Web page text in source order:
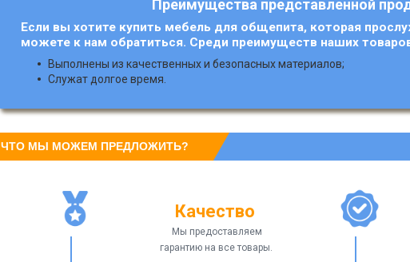
Преимущества представленной
Если вы хотите купить мебель для общепита, которая
можете к нам обратиться. Среди преимуществ наших
Выполнены из качественных и безопасных материалов;
Служат долгое время.
ЧТО МЫ МОЖЕМ ПРЕДЛОЖИТЬ?
Качество
Мы предоставляем
гарантию на все товары.